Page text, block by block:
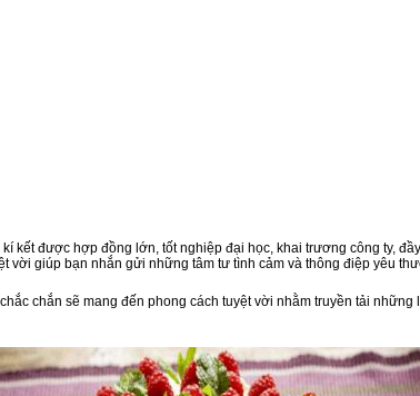
kết được hợp đồng lớn, tốt nghiệp đại học, khai trương công ty,
vời giúp bạn nhắn gửi những tâm tư tình cảm và thông điệp yêu
chắn sẽ mang đến phong cách tuyệt vời nhằm truyền tải